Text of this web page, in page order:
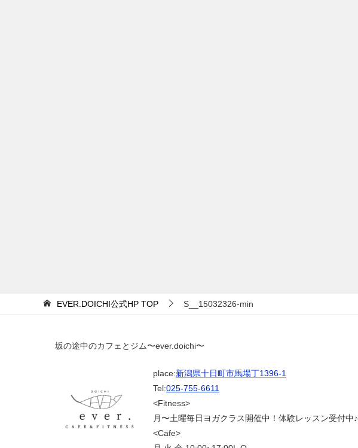
EVER.DOICHI公式HP TOP S__15032326-min
坂の途中のカフェとジム〜ever.doichi〜
place:新潟県十日町市馬場丁1396-1
Tel:025-755-6611
<Fitness>
月〜土曜毎日ヨガクラス開催中！体験レッスン受付中♪
<Cafe>